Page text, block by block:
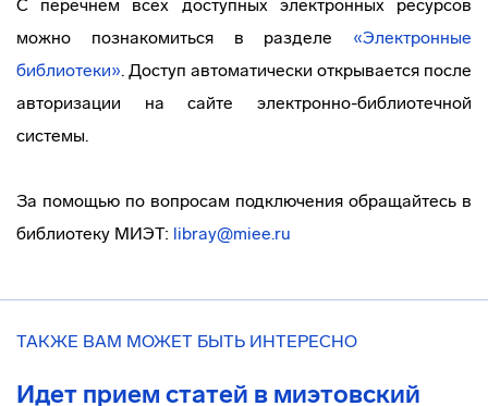
С перечнем всех доступных электронных ресурсов
можно познакомиться в разделе «Электронные
библиотеки». Доступ автоматически открывается после
авторизации на сайте электронно-библиотечной
системы.
За помощью по вопросам подключения обращайтесь в
библиотеку МИЭТ: libray@miee.ru
ТАКЖЕ ВАМ МОЖЕТ БЫТЬ ИНТЕРЕСНО
Идет прием статей в миэтовский